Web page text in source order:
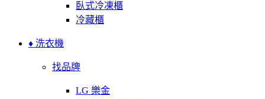
臥式冷凍櫃
冷藏櫃
♦ 洗衣機
找品牌
LG 樂金